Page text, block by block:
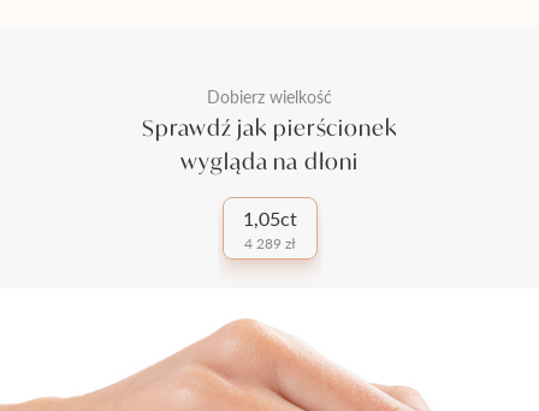
Dobierz wielkość
Sprawdź jak pierścionek
wygląda na dłoni
1,05ct
4 289 zł